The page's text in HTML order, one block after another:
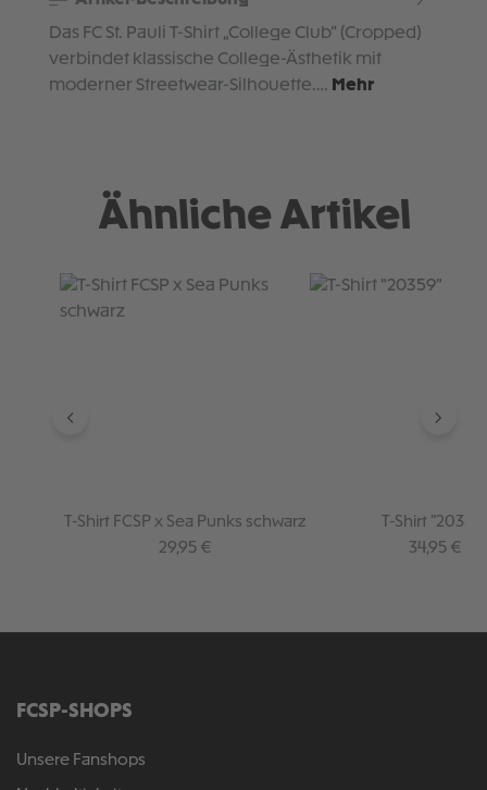
Das FC St. Pauli T-Shirt „College Club“ (Cropped)
verbindet klassische College-Ästhetik mit
moderner Streetwear-Silhouette.… Mehr
Ähnliche Artikel
Produktgalerie überspringen
T-Shirt FCSP x Sea Punks schwarz
Regulärer Preis:
29,95 €
T-Shirt "20359"
Regulärer
34,95 €
FCSP-SHOPS
Unsere Fanshops